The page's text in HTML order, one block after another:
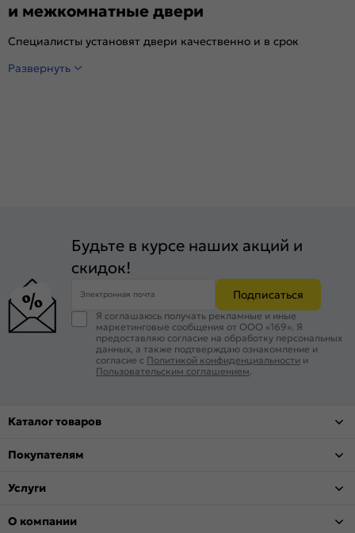
и межкомнатные двери
Специалисты установят двери качественно и в срок
Развернуть
Будьте в курсе наших акций и
скидок!
Электронная почта Подписаться
Я соглашаюсь получать рекламные и иные
маркетинговые сообщения от ООО «169». Я
предоставляю согласие на обработку персональных
данных, а также подтверждаю ознакомление и
согласие с Политикой конфиденциальности и
Пользовательским соглашением
Каталог товаров
Покупателям
Услуги
О компании